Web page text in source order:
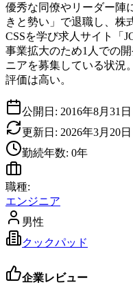
優秀な同僚やリーダー陣
きと勢い」で退職し、株
CSSを学び求人サイト「
事業拡大のため1人での
ニアを募集している状況
評価は高い。
公開日: 2016年8月31日
更新日: 2026年3月20日
勤続年数: 0年
職種:
エンジニア
男性
クックパッド
企業レビュー